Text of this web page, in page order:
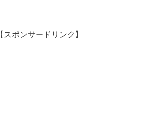
【スポンサードリンク】